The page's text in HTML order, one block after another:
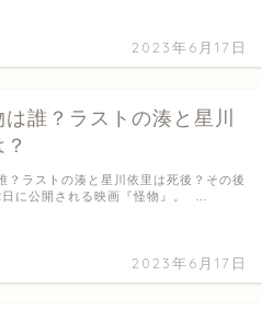
2023年6月17日
誰？ラストの湊と星川
2023年6月17日
？ラストの湊と星川依里は死後？その後
に公開される映画『怪物』。 …